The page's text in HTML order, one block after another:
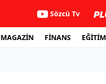
Sözcü Tv
MAGAZİN FİNANS EĞİTİM